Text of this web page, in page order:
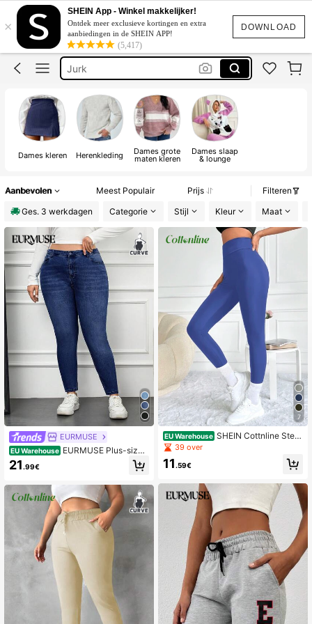
DOWNLOAD
×
SHEIN App - Winkel makkelijker!
Ontdek meer exclusieve kortingen en extra
aanbiedingen in de SHEIN APP!
(5,417)
Bikini
Festival Outfits Women
Jurk
Bikinis Sets
Bikini
Dames kleren Herenkleding Dames grote
maten kleren
Dames slaap
& lounge
Aanbevolen Meest Populair Prijs
Filteren
Ges. 3 werkdagen
Categorie Stijl Kleur Maat
EURMUSE
EU Warehouse EURMUSE Plus-size s
kinny jeans met hoge taille
21 .99€
7
EU Warehouse SHEIN Cottnline Stevi
ge Brede taille Leggings
39 over
11.59€